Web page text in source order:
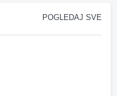
POGLEDAJ SVE